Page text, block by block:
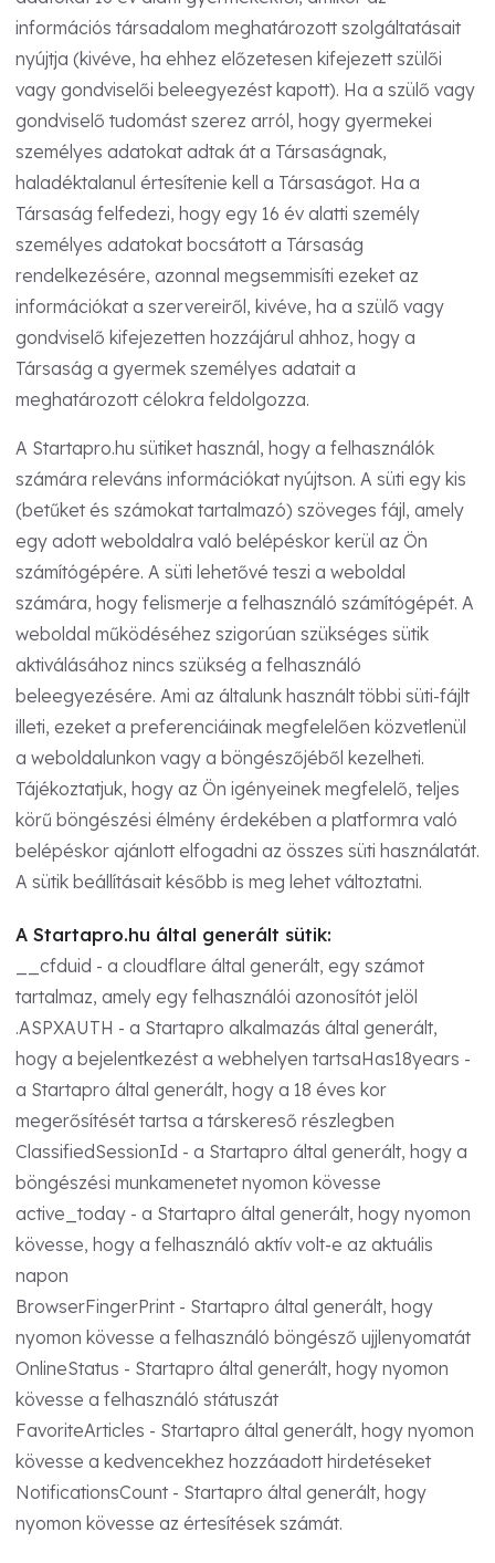
információs társadalom meghatározott szolgáltatásait
nyújtja (kivéve, ha ehhez előzetesen kifejezett szülői
vagy gondviselői beleegyezést kapott). Ha a szülő vagy
gondviselő tudomást szerez arról, hogy gyermekei
személyes adatokat adtak át a Társaságnak,
haladéktalanul értesítenie kell a Társaságot. Ha a
Társaság felfedezi, hogy egy 16 év alatti személy
személyes adatokat bocsátott a Társaság
rendelkezésére, azonnal megsemmisíti ezeket az
információkat a szervereiről, kivéve, ha a szülő vagy
gondviselő kifejezetten hozzájárul ahhoz, hogy a
Társaság a gyermek személyes adatait a
meghatározott célokra feldolgozza.
A Startapro.hu sütiket használ, hogy a felhasználók
számára releváns információkat nyújtson. A süti egy kis
(betűket és számokat tartalmazó) szöveges fájl, amely
egy adott weboldalra való belépéskor kerül az Ön
számítógépére. A süti lehetővé teszi a weboldal
számára, hogy felismerje a felhasználó számítógépét. A
weboldal működéséhez szigorúan szükséges sütik
aktiválásához nincs szükség a felhasználó
beleegyezésére. Ami az általunk használt többi süti-fájlt
illeti, ezeket a preferenciáinak megfelelően közvetlenül
a weboldalunkon vagy a böngészőjéből kezelheti.
Tájékoztatjuk, hogy az Ön igényeinek megfelelő, teljes
körű böngészési élmény érdekében a platformra való
belépéskor ajánlott elfogadni az összes süti használatát.
A sütik beállításait később is meg lehet változtatni.
A Startapro.hu által generált sütik:
__cfduid - a cloudflare által generált, egy számot
tartalmaz, amely egy felhasználói azonosítót jelöl
.ASPXAUTH - a Startapro alkalmazás által generált,
hogy a bejelentkezést a webhelyen tartsaHas18years -
a Startapro által generált, hogy a 18 éves kor
megerősítését tartsa a társkereső részlegben
ClassifiedSessionId - a Startapro által generált, hogy a
böngészési munkamenetet nyomon kövesse
active_today - a Startapro által generált, hogy nyomon
kövesse, hogy a felhasználó aktív volt-e az aktuális
napon
BrowserFingerPrint - Startapro által generált, hogy
nyomon kövesse a felhasználó böngésző ujjlenyomatát
OnlineStatus - Startapro által generált, hogy nyomon
kövesse a felhasználó státuszát
FavoriteArticles - Startapro által generált, hogy nyomon
kövesse a kedvencekhez hozzáadott hirdetéseket
NotificationsCount - Startapro által generált, hogy
nyomon kövesse az értesítések számát.